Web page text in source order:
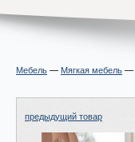
Мебель— Мягкая мебель—
предыдущий товар